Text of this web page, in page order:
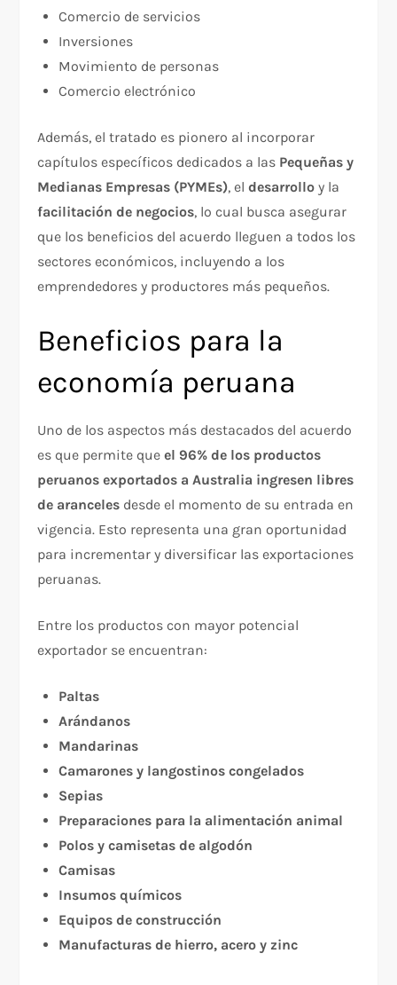
Comercio de servicios
Inversiones
Movimiento de personas
Comercio electrónico
Además, el tratado es pionero al incorporar
capítulos específicos dedicados a las Pequeñas y
Medianas Empresas (PYMEs), eldesarrollo y la
facilitación de negocios, lo cual busca asegurar
que los beneficios del acuerdo lleguen a todos los
sectores económicos, incluyendo a los
emprendedores y productores más pequeños.
Beneficios para la
economía peruana
Uno de los aspectos más destacados del acuerdo
es que permite queel 96% de los productos
peruanos exportados a Australia ingresen libres
de aranceles desde el momento de su entrada en
vigencia. Esto representa una gran oportunidad
para incrementar y diversificar las exportaciones
peruanas.
Entre los productos con mayor potencial
exportador se encuentran:
Paltas
Arándanos
Mandarinas
Camarones y langostinos congelados
Sepias
Preparaciones para la alimentación animal
Polos y camisetas de algodón
Camisas
Insumos químicos
Equipos de construcción
Manufacturas de hierro, acero y zinc